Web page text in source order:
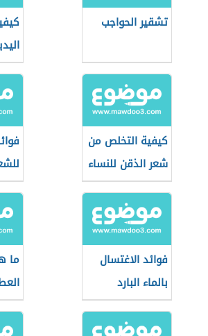
تشقير الحواجب
كيفية التخلص من
شعر الذقن للنساء
فوائد الاغتسال
بالماء البارد
ما